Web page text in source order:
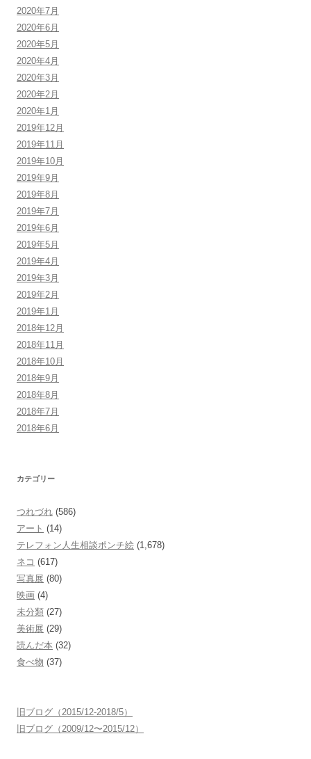
2020年7月
2020年6月
2020年5月
2020年4月
2020年3月
2020年2月
2020年1月
2019年12月
2019年11月
2019年10月
2019年9月
2019年8月
2019年7月
2019年6月
2019年5月
2019年4月
2019年3月
2019年2月
2019年1月
2018年12月
2018年11月
2018年10月
2018年9月
2018年8月
2018年7月
2018年6月
カテゴリー
つれづれ (586)
アート (14)
テレフォン人生相談ポンチ絵 (1,678)
ネコ (617)
写真展 (80)
映画 (4)
未分類 (27)
美術展 (29)
読んだ本 (32)
食べ物 (37)
旧ブログ（2015/12-2018/5）
旧ブログ（2009/12〜2015/12）